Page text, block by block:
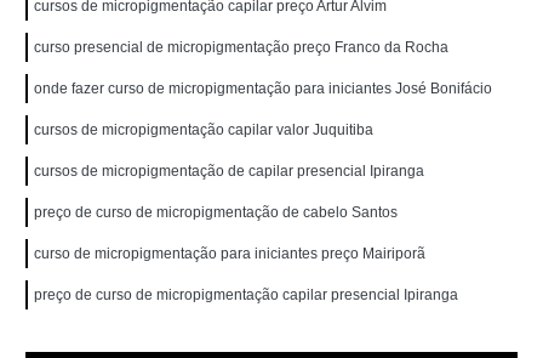
cursos de micropigmentação capilar preço Artur Alvim
curso presencial de micropigmentação preço Franco da Rocha
onde fazer curso de micropigmentação para iniciantes José Bonifácio
cursos de micropigmentação capilar valor Juquitiba
cursos de micropigmentação de capilar presencial Ipiranga
preço de curso de micropigmentação de cabelo Santos
curso de micropigmentação para iniciantes preço Mairiporã
preço de curso de micropigmentação capilar presencial Ipiranga